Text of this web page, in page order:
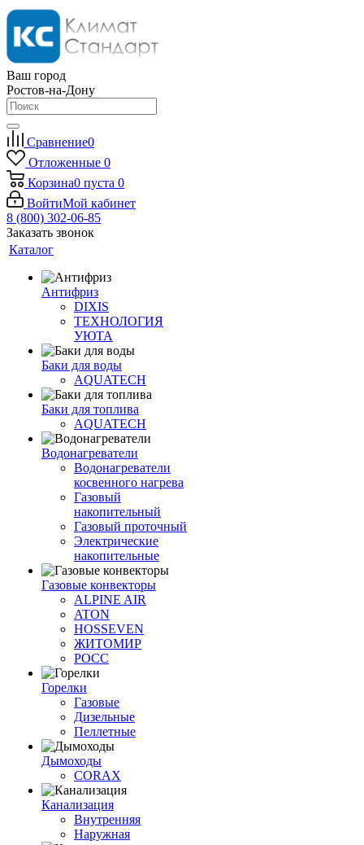
Ваш город
Ростов-на-Дону
Сравнение0
Отложенные 0
Корзина0 пуста 0
ВойтиМой кабинет
8 (800) 302-06-85
Заказать звонок
Каталог
Антифриз
DIXIS
ТЕХНОЛОГИЯ
УЮТА
Баки для воды
AQUATECH
Баки для топлива
AQUATECH
Водонагреватели
Водонагреватели
косвенного нагрева
Газовый
накопительный
Газовый проточный
Электрические
накопительные
Газовые конвекторы
ALPINE AIR
ATON
HOSSEVEN
ЖИТОМИР
РОСС
Горелки
Газовые
Дизельные
Пеллетные
Дымоходы
CORAX
Канализация
Внутренняя
Наружная